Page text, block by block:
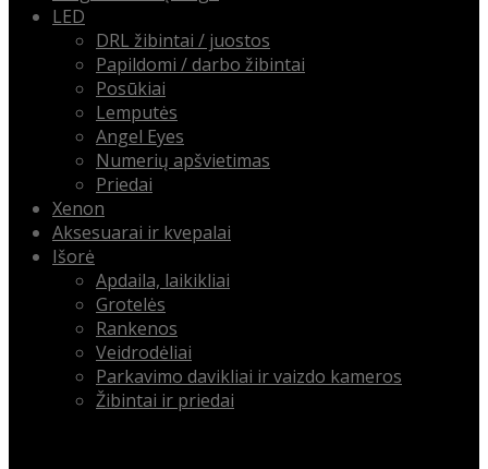
LED
DRL žibintai / juostos
Papildomi / darbo žibintai
Posūkiai
Lemputės
Angel Eyes
Numerių apšvietimas
Priedai
Xenon
Aksesuarai ir kvepalai
Išorė
Apdaila, laikikliai
Grotelės
Rankenos
Veidrodėliai
Parkavimo davikliai ir vaizdo kameros
Žibintai ir priedai